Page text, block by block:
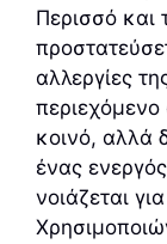
Περισσό και
αλλεργίες
περιεχόμενο
κοινό, αλλά
ένας
νοιάζεται